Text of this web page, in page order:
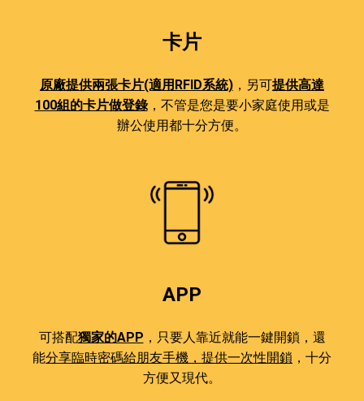
卡片
原廠提供兩張卡片(適用RFID系統) ，另可提供高達
100組的卡片做登錄，不管是您是要小家庭使用或是
辦公使用都十分方便。
APP
可搭配獨家的APP ，只要人靠近就能一鍵開鎖，還
能分享臨時密碼給朋友手機，提供一次性開鎖 ，十分
方便又現代。